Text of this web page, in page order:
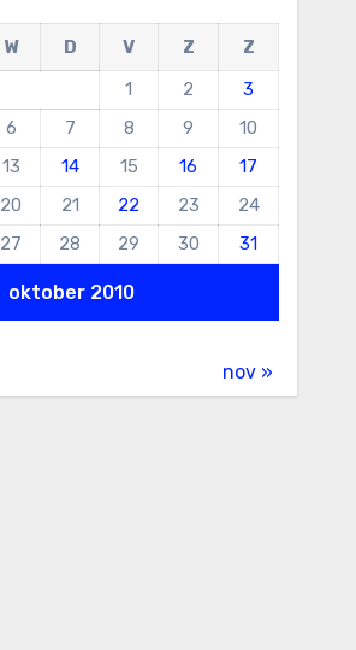
oktober 2010
W D V Z
Z
1
2
3
6 7 8 9
10
13 14 15 16
17
20 21 22 23
24
27 28 29 30 31
nov »